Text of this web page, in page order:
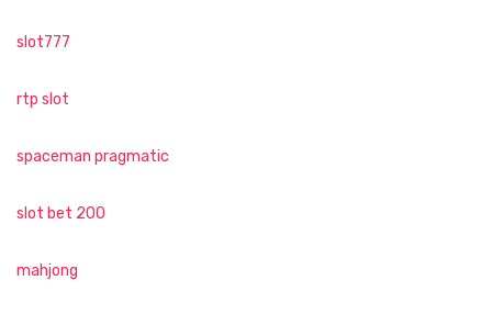
slot777
rtp slot
spaceman pragmatic
slot bet 200
mahjong